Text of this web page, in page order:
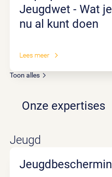
Jeugdwet - Wat
nu al kunt doen
Lees meer
Toon alles
Onze expertises
Jeugd